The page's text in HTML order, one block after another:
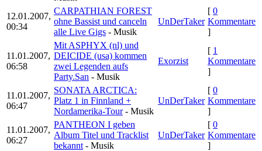
12.01.2007,
00:34
CARPATHIAN FOREST
ohne Bassist und canceln
alle Live Gigs - Musik
UnDerTaker
[ 0
Kommentare
]
11.01.2007,
06:58
Mit ASPHYX (nl) und
DEICIDE (usa) kommen
zwei Legenden aufs
Party.San - Musik
Exorzist
[ 1
Kommentare
]
11.01.2007,
06:47
SONATA ARCTICA:
Platz 1 in Finnland +
Nordamerika-Tour- Musik
UnDerTaker
[ 0
Kommentare
]
11.01.2007,
06:27
PANTHEON I geben
Album Titel und Tracklist
bekannt - Musik
UnDerTaker
[ 0
Kommentare
]